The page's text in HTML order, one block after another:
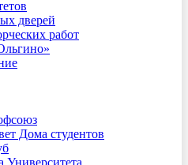
дверей
работ
Дома студентов
Университета